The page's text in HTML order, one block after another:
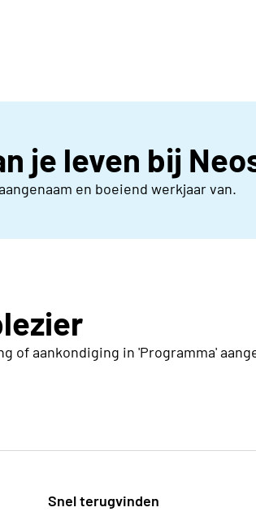
je leven bij
en boeiend werkjaar van.
aankondiging in 'Programma'
Snel terugvinden